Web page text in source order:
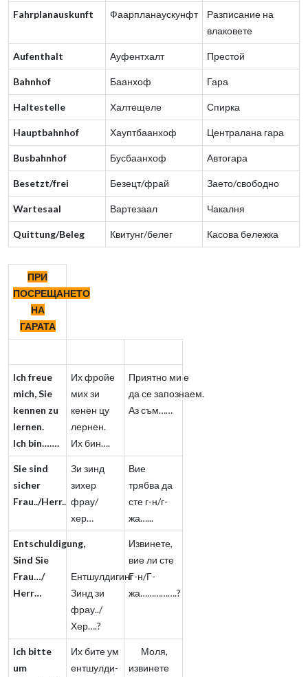
Fahrplanauskunft Фаарпланаускунфт
Разписание на
влаковете
Aufenthalt Ауфентхалт Престой
Bahnhof Баанхоф Гара
Haltestelle Халтещеле Спирка
Hauptbahnhof Хауптбаанхоф Централана гара
Busbahnhof Бусбаанхоф Автогара
Besetzt/frei Безецт/фрай Заето/свободно
Wartesaal Вартезаал Чакалня
Quittung/Beleg Квитунг/белег Касова бележка
ПРИ
ПОСРЕЩАНЕТО
НА
ГАРАТА
Ich freue
mich, Sie
kennen zu
lernen.
Ich bin…….
Их фройе
мих зи
кенен цу
лернен.
Их бин….
Приятно ми е
да се запознаем.
Аз съм……
Sie sind
sicher
Frau../Herr..
Зи зинд
зихер
фрау/
хер…
Вие
трябва да
сте г-н/г-
жа…...
Entschuldigung,
Sind Sie
Frau…/
Herr…
Ентшулдигинг
Зинд зи
фрау../
Хер….?
Извинете,
вие ли сте
Г-н/Г-
жа…………….?
Ich bitte
um
Их бите ум
ентшулди-
Моля,
извинете